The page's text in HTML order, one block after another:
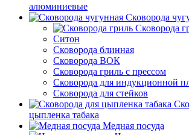
алюминиевые
Сковорода
Сковорода
Ситон
Сковорода блинная
Сковорода ВОК
Сковорода гриль с прессом
Сковорода для индукционной
Сковорода для стейков
цыпленка табака
Медная посуда